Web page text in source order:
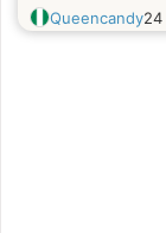
Queencandy24